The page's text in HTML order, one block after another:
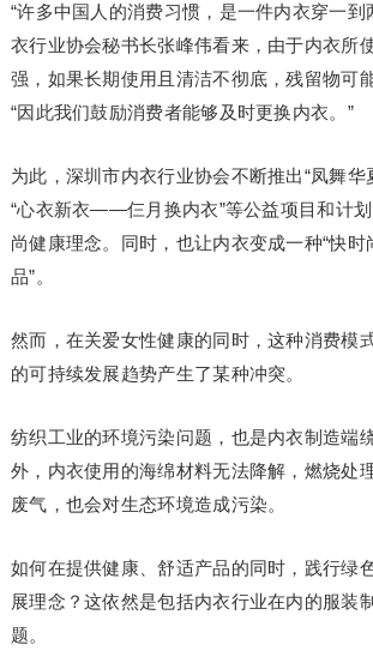
“许多中国人的消费习惯，是一件内衣穿一到
衣行业协会秘书长张峰伟看来，由于内衣所
强，如果长期使用且清洁不彻底，残留物可
“因此我们鼓励消费者能够及时更换内衣。”
为此，深圳市内衣行业协会不断推出“凤舞华
“心衣新衣——仨月换内衣”等公益项目和计
尚健康理念。同时，也让内衣变成一种“快时
品”。
然而，在关爱女性健康的同时，这种消费模
的可持续发展趋势产生了某种冲突。
纺织工业的环境污染问题，也是内衣制造端
外，内衣使用的海绵材料无法降解，燃烧处
废气，也会对生态环境造成污染。
如何在提供健康、舒适产品的同时，践行绿
展理念？这依然是包括内衣行业在内的服装
题。